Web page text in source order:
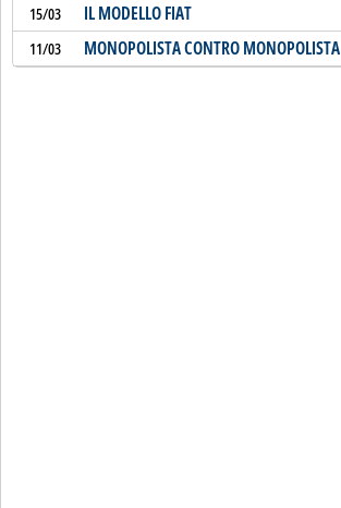
15/03 IL MODELLO FIAT
11/03 MONOPOLISTA CONTRO MONOPOLISTA